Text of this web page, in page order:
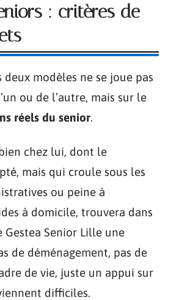
: critères de
deux modèles ne se joue pas
ou de l’autre, mais sur le
réels du senior.
chez lui, dont le
mais qui croule sous les
ou peine à
à domicile, trouvera dans
Gestea Senior Lille une
de déménagement, pas de
de vie, juste un appui sur
difficiles.